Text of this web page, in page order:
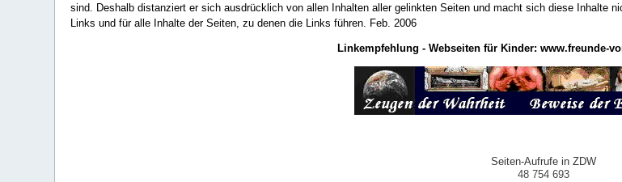
sind. Deshalb distanziert er sich ausdrücklich von allen Inhalten aller gelinkten Seiten und macht sich diese Inhalte
Links und für alle Inhalte der Seiten, zu denen die Links führen. Feb. 2006
Linkempfehlung - Webseiten für Kinder: www.freunde-
Seiten-Aufrufe in ZDW
48 754 693